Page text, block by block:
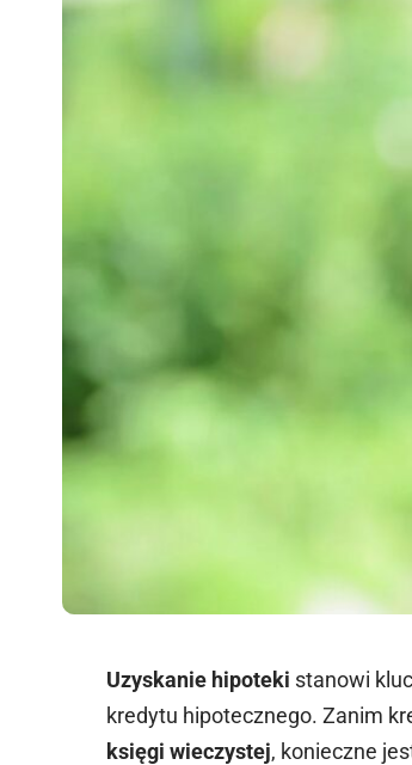
Uzyskanie hipoteki stanowi
kredytu hipotecznego. Zanim
księgi wieczystej, konieczne